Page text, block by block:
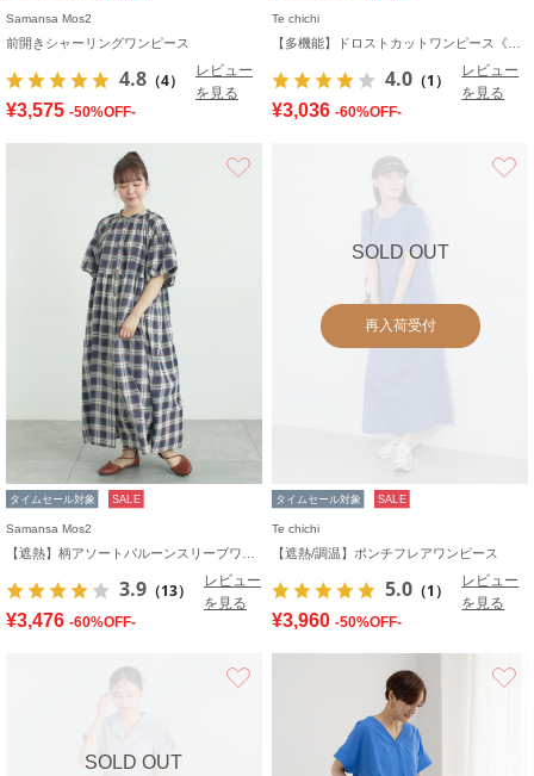
Samansa Mos2
前開きシャーリングワンピース
4.8 （4）
レビュー
を見る
¥3,575 -50%OFF-
Te chichi
4.0 （1）
レビュー
を見る
¥3,036 -60%OFF-
タイムセール対象 SALE
Samansa Mos2
3.9 （13）
レビュー
を見る
¥3,476 -60%OFF-
SOLD OUT
再入荷受付
タイムセール対象 SALE
Te chichi
【遮熱/調温】ポンチフレアワンピース
5.0 （1）
レビュー
を見る
¥3,960 -50%OFF-
SOLD OUT